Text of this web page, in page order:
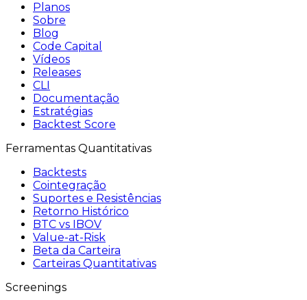
Planos
Sobre
Blog
Code Capital
Vídeos
Releases
CLI
Documentação
Estratégias
Backtest Score
Ferramentas Quantitativas
Backtests
Cointegração
Suportes e Resistências
Retorno Histórico
BTC vs IBOV
Value-at-Risk
Beta da Carteira
Carteiras Quantitativas
Screenings